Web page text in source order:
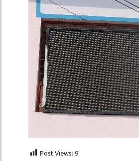
Post Views:9